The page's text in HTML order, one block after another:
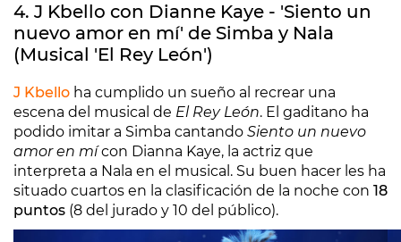
4. J Kbello con Dianne Kaye - 'Siento un
nuevo amor en mí' de Simba y Nala
(Musical 'El Rey León')
J Kbello ha cumplido un sueño al recrear una
escena del musical de El Rey León. El gaditano ha
podido imitar a Simba cantando Siento un nuevo
amor en mícon Dianna Kaye, la actriz que
interpreta a Nala en el musical. Su buen hacer les ha
situado cuartos en la clasificación de la noche con 18
puntos (8 del jurado y 10 del público).